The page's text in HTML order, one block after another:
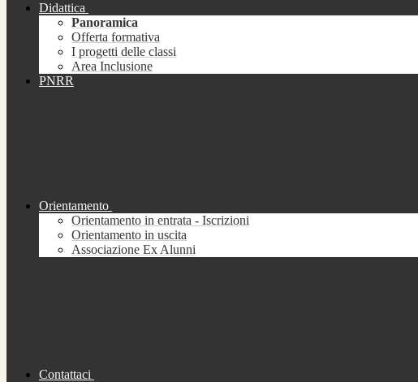
Didattica
Panoramica
Offerta formativa
I progetti delle classi
Area Inclusione
PNRR
Orientamento
Orientamento in entrata - Iscrizioni
Orientamento in uscita
Associazione Ex Alunni
Contattaci